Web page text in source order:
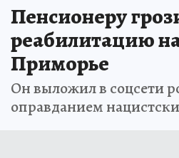
Пенсионеру
реабилитацию
Приморье
Он выложил в соцсети
оправданием